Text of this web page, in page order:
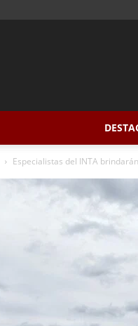
Especialistas del INTA